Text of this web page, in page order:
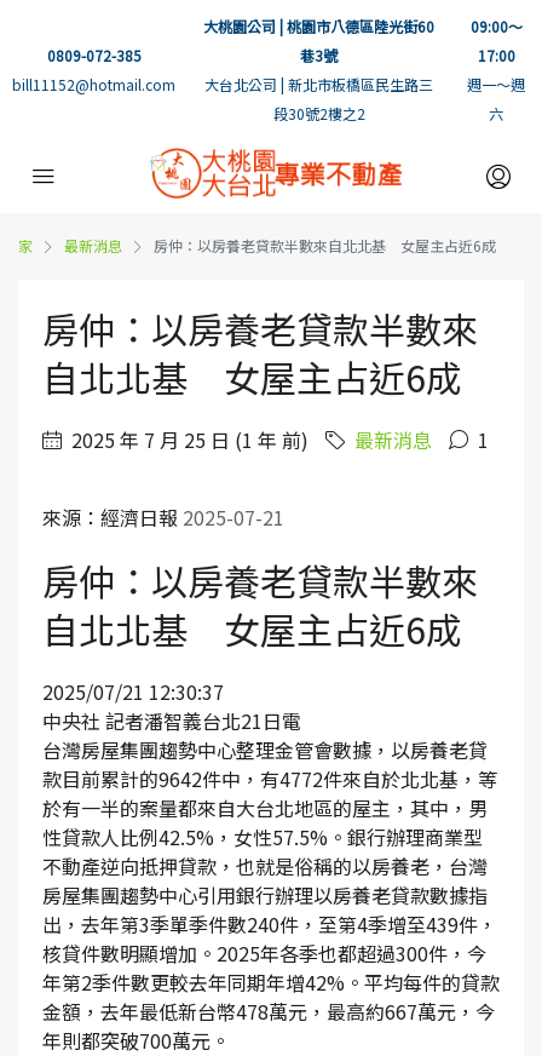
0809-072-385
bill11152@hotmail.com
大桃園公司 | 桃園市八德區陸光街60
巷3號
大台北公司 | 新北市板橋區民生路三
段30號2樓之2
09:00～
17:00
週一～週
六
家 最新消息 房仲：以房養老貸款半數來自北北基 女屋主占近6成
房仲：以房養老貸款半數來
自北北基 女屋主占近6成
2025 年 7 月 25 日 (1 年 前) 最新消息 1
來源：經濟日報 2025-07-21
房仲：以房養老貸款半數來
自北北基 女屋主占近6成
2025/07/21 12:30:37
中央社 記者潘智義台北21日電
台灣房屋集團趨勢中心整理金管會數據，以房養老貸
款目前累計的9642件中，有4772件來自於北北基，等
於有一半的案量都來自大台北地區的屋主，其中，男
性貸款人比例42.5%，女性57.5%。銀行辦理商業型
不動產逆向抵押貸款，也就是俗稱的以房養老，台灣
房屋集團趨勢中心引用銀行辦理以房養老貸款數據指
出，去年第3季單季件數240件，至第4季增至439件，
核貸件數明顯增加。2025年各季也都超過300件，今
年第2季件數更較去年同期年增42%。平均每件的貸款
金額，去年最低新台幣478萬元，最高約667萬元，今
年則都突破700萬元。